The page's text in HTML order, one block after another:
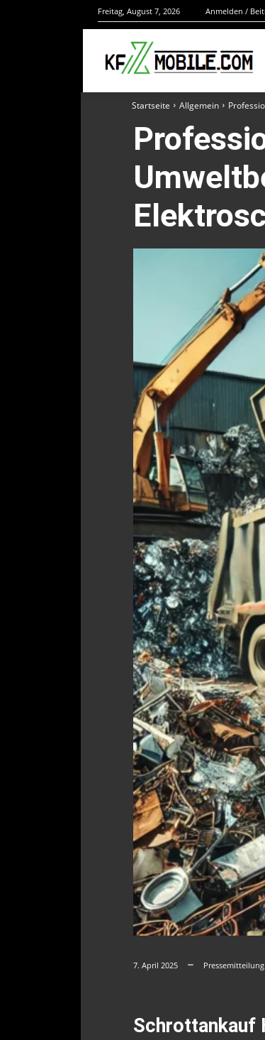
Freitag, August 7, 2026 Anmelden /
Startseite Allgemein
7. April 2025
Schrottankauf